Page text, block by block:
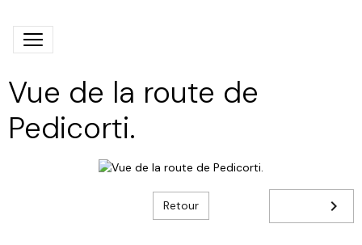
Vue de la route de
Pedicorti.
Retour